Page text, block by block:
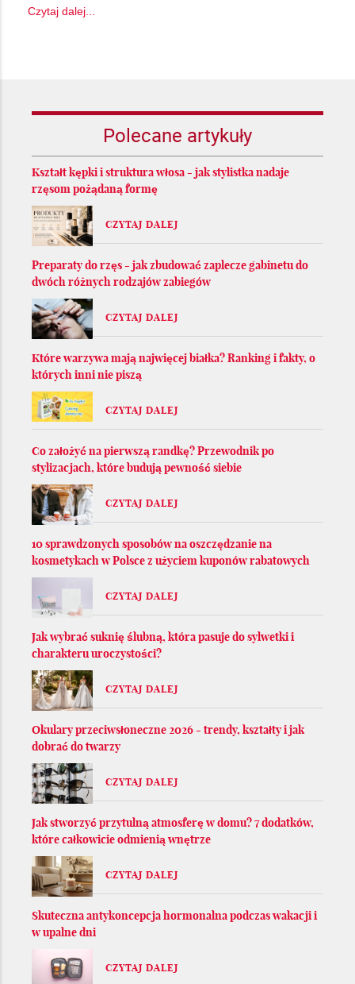
Czytaj dalej...
Polecane artykuły
Kształt kępki i struktura włosa - jak stylistka nadaje
rzęsom pożądaną formę
CZYTAJ DALEJ
Preparaty do rzęs - jak zbudować zaplecze gabinetu do
dwóch różnych rodzajów zabiegów
CZYTAJ DALEJ
Które warzywa mają najwięcej białka? Ranking i fakty, o
których inni nie piszą
CZYTAJ DALEJ
Co założyć na pierwszą randkę? Przewodnik po
stylizacjach, które budują pewność siebie
CZYTAJ DALEJ
10 sprawdzonych sposobów na oszczędzanie na
kosmetykach w Polsce z użyciem kuponów rabatowych
CZYTAJ DALEJ
Jak wybrać suknię ślubną, która pasuje do sylwetki i
charakteru uroczystości?
CZYTAJ DALEJ
Okulary przeciwsłoneczne 2026 - trendy, kształty i jak
dobrać do twarzy
CZYTAJ DALEJ
Jak stworzyć przytulną atmosferę w domu? 7 dodatków,
które całkowicie odmienią wnętrze
CZYTAJ DALEJ
Skuteczna antykoncepcja hormonalna podczas wakacji i
w upalne dni
CZYTAJ DALEJ